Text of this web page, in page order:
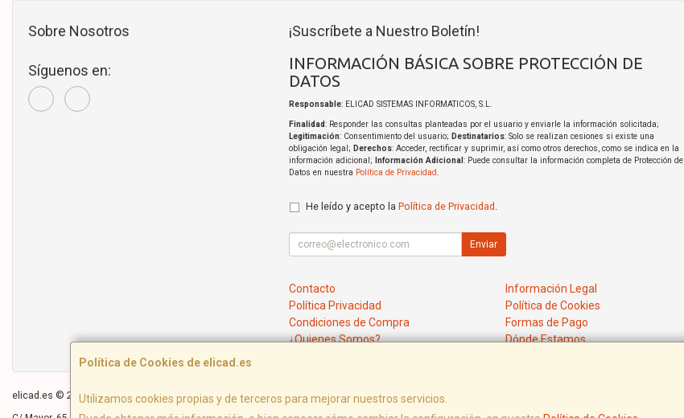
Política de Cookies de elicad.es
Utilizamos cookies propias y de terceros para mejorar nuestros servicios.
Sobre Nosotros
Síguenos en:
¡Suscríbete a Nuestro Boletín!
INFORMACIÓN BÁSICA SOBRE PROTECCIÓN DE
DATOS
Responsable: ELICAD SISTEMAS INFORMATICOS, S.L.
Finalidad: Responder las consultas planteadas por el usuario y enviarle la información solicitada;
Legitimación: Consentimiento del usuario; Destinatarios: Solo se realizan cesiones si existe una
obligación legal; Derechos: Acceder, rectificar y suprimir, así como otros derechos, como se indica en la
información adicional;
Información Adicional : Puede consultar la información completa de Protección de
Datos en nuestra Política de Privacidad.
He leído y acepto la Política de Privacidad .
Enviar
Contacto
Información Legal
Política Privacidad
Política de Cookies
Condiciones de Compra
Formas de Pago
¿Quienes Somos?
Dónde Estamos
elicad.es © 2026